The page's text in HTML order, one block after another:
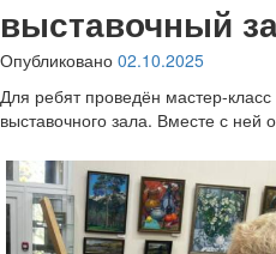
выставочный
Опубликовано 02.10.2025
Для ребят проведён мастер-
выставочного зала. Вместе с ней